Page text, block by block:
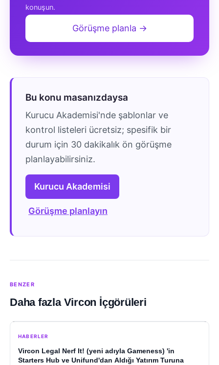
konuşun.
Görüşme planla →
Bu konu masanızdaysa
Kurucu Akademisi'nde şablonlar ve
kontrol listeleri ücretsiz; spesifik bir
durum için 30 dakikalık ön görüşme
planlayabilirsiniz.
Kurucu Akademisi
Görüşme planlayın
BENZER
Daha fazla Vircon İçgörüleri
HABERLER
Vircon Legal Nerf It! (yeni adıyla Gameness) 'in
Starters Hub ve Unifund'dan Aldığı Yatırım Turuna